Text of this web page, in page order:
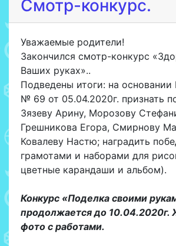
Смотр-конкурс.
Уважаемые родители!
Закончился смотр-конкурс
Ваших руках»..
Подведены итоги: на
№ 69 от 05.04.2020г. признать
Зязеву Арину, Морозову
Грешникова Егора, Смирнову
Ковалеву Настю; наградить
грамотами и наборами для
цветные карандаши и альбом).
Конкурс «Поделка своими
продолжается до
фото с работами.